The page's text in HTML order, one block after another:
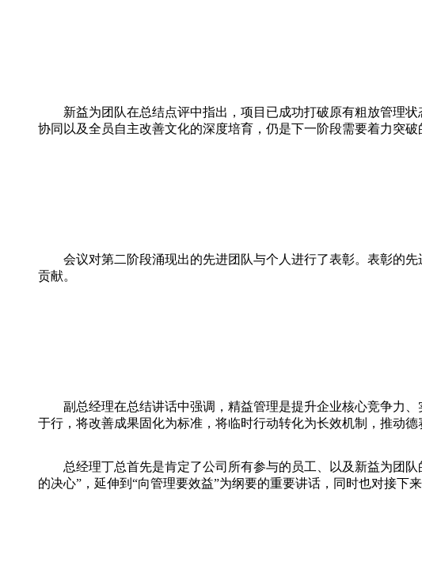
新益为团队在总结点评中指出，项目已成功打破原有粗放管理状
协同以及全员自主改善文化的深度培育，仍是下一阶段需要着力突破
会议对第二阶段涌现出的先进团队与个人进行了表彰。表彰的先
贡献。
副总经理在总结讲话中强调，精益管理是提升企业核心竞争力、
于行，将改善成果固化为标准，将临时行动转化为长效机制，推动
总经理丁总首先是肯定了公司所有参与的员工、以及新益为团队
的决心”，延伸到“向管理要效益”为纲要的重要讲话，同时也对接下